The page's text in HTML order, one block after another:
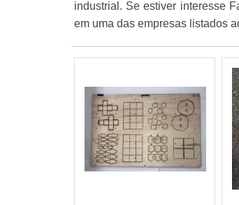
industrial. Se estiver interesse
em uma das empresas listados